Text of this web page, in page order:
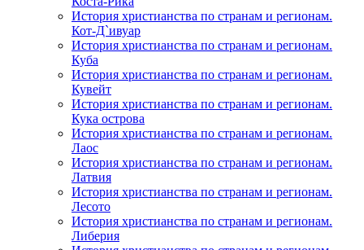
История христианства по странам и регионам.
Кот-Д`ивуар
История христианства по странам и регионам.
Куба
История христианства по странам и регионам.
Кувейт
История христианства по странам и регионам.
Кука острова
История христианства по странам и регионам.
Лаос
История христианства по странам и регионам.
Латвия
История христианства по странам и регионам.
Лесото
История христианства по странам и регионам.
Либерия